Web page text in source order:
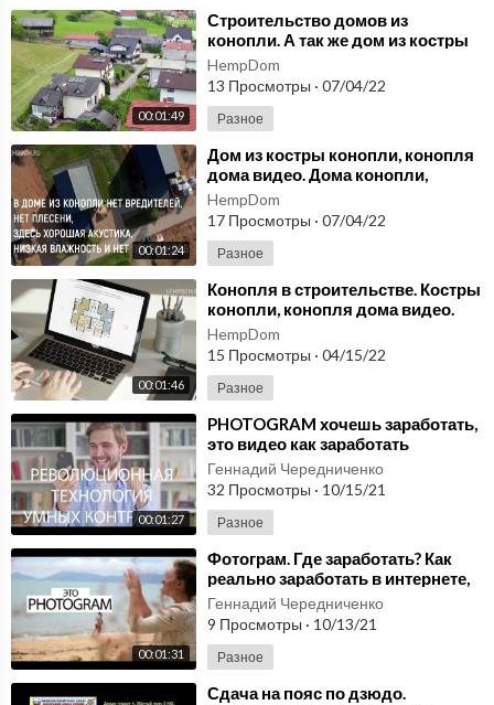
00:01:49
⁣Строительство домов из
конопли. А так же дом из костры
конопли, конопля дома -видео,
дома конопли!
HempDom
13 Просмотры · 07/04/22
Разное
00:01:24
⁣Дом из костры конопли, конопля
дома видео. Дома конопли,
конопля дом, дом с конопли -
строительство!
HempDom
17 Просмотры · 07/04/22
Разное
00:01:46
⁣Конопля в строительстве. Костры
конопли, конопля дома видео.
Строительство дома из конопли.
HempDom
15 Просмотры · 04/15/22
Разное
00:01:27
⁣PHOTOGRAM хочешь заработать,
это видео как заработать
заработай деньги на мобильных
фотографиях.
Геннадий Чередниченко
32 Просмотры · 10/15/21
Разное
00:01:31
⁣Фотограм. Где заработать? Как
реально заработать в интернете,
имея только телефон. Заработок,
фото.
Геннадий Чередниченко
9 Просмотры · 10/13/21
Разное
⁣Сдача на пояс по дзюдо.